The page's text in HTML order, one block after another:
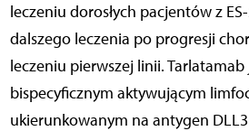
leczeniu dorosłych pacjentów z
dalszego leczenia po progresji
leczeniu pierwszej linii. Tarlatamab
bispecyficznym aktywującym
ukierunkowanym na antygen